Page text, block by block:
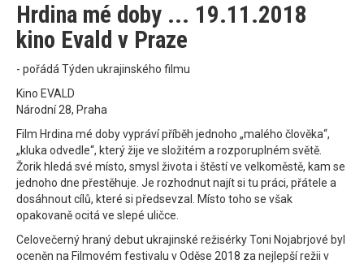
Hrdina mé doby ... 19.11.2018
kino Evald v Praze
- pořádá Týden ukrajinského filmu
Kino EVALD
Národní 28, Praha
Film Hrdina mé doby vypráví příběh jednoho „malého člověka“,
„kluka odvedle“, který žije ve složitém a rozporuplném světě.
Žorik hledá své místo, smysl života i štěstí ve velkoměstě, kam se
jednoho dne přestěhuje. Je rozhodnut najít si tu práci, přátele a
dosáhnout cílů, které si předsevzal. Místo toho se však
opakovaně ocitá ve slepé uličce.
Celovečerný hraný debut ukrajinské režisérky Toni Nojabrjové byl
oceněn na Filmovém festivalu v Oděse 2018 za nejlepší režii v